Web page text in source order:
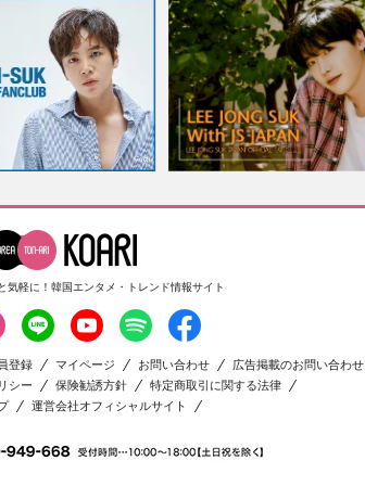
気軽に！ 韓国エンタメ・トレンド情報サイト
登録 マイページ お問い合わせ
広告掲載のお問い合わせ
シー 保険勧誘方針
特定商取引に関する法律
運営会社オフィシャルサイト